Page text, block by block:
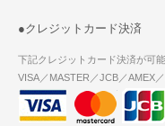
●クレジットカード決済
下記クレジットカード決済が可能
VISA／MASTER／JCB／AMEX